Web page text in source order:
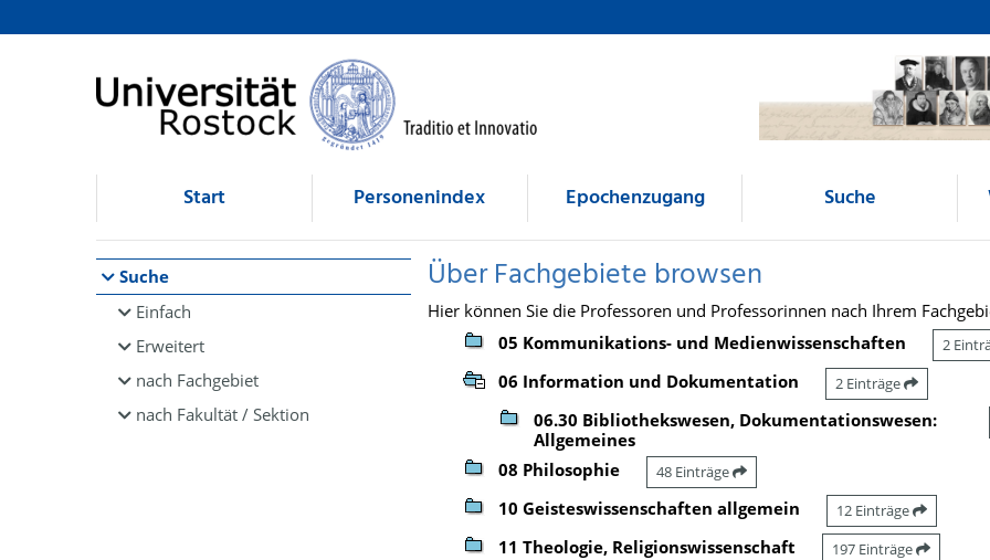
Browsen
direkt zum Inhalt
Start Personenindex Epochenzugang Suche
Suche
Einfach
Erweitert
nach Fachgebiet
nach Fakultät / Sektion
Über Fachgebiete browsen
Hier können Sie die Professoren und Professorinnen nach Ihrem
05 Kommunikations- und Medienwissenschaften
2
06 Information und Dokumentation 2 Einträge
06.30 Bibliothekswesen, Dokumentationswesen:
Allgemeines
08 Philosophie 48 Einträge
10 Geisteswissenschaften allgemein 12 Einträge
11 Theologie, Religionswissenschaft 197 Einträge